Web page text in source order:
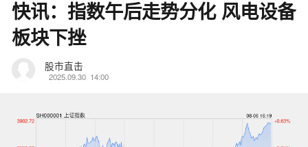
快讯：指数午后走势分化 风电设备
板块下挫
股市直击
2025.09.30 14:00